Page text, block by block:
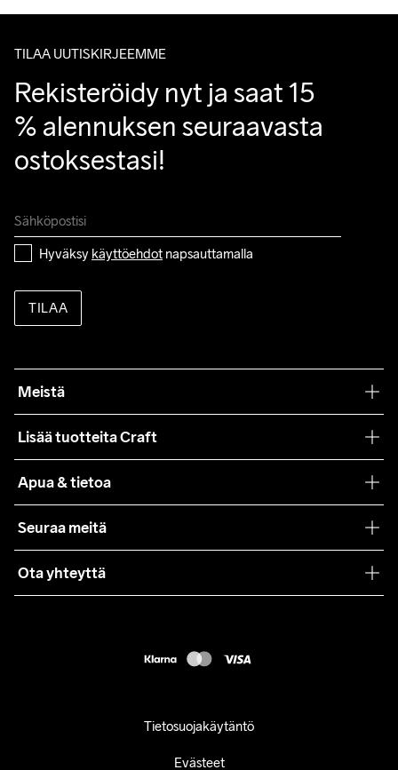
kysymyksiisi.
TILAA UUTISKIRJEEMME
Rekisteröidy nyt ja saat 15
% alennuksen seuraavasta
ostoksestasi!
Hyväksy käyttöehdot napsauttamalla
TILAA
Meistä
Lisää tuotteita Craft
Yhteistyöt
Lehdistö
Apua & tietoa
Käyttöehdot
Asiakaspalvelu
Seuraa meitä
Ota yhteyttä
Tietosuojakäytäntö
Evästeet